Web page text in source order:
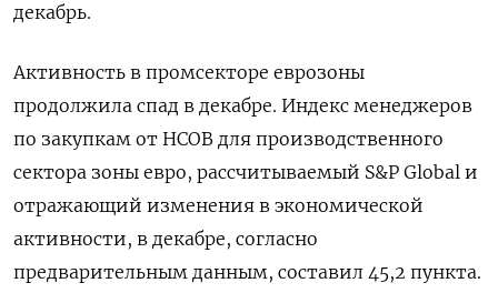
декабрь.
Активность в промсекторе еврозоны
продолжила спад в декабре. Индекс менеджеров
по закупкам от HCOB для производственного
сектора зоны евро, рассчитываемый S&P Global и
отражающий изменения в экономической
активности, в декабре, согласно
предварительным данным, составил 45,2 пункта.